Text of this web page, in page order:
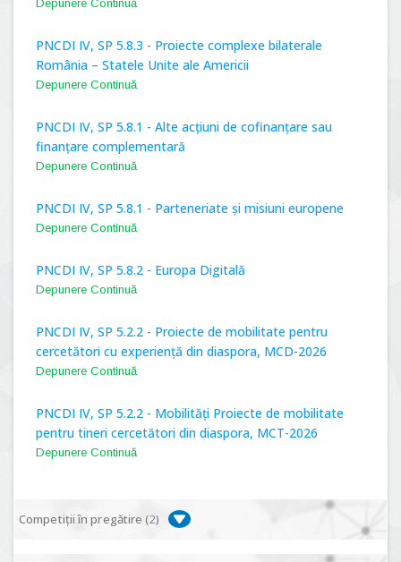
Depunere Continuă
PNCDI IV, SP 5.8.3 - Proiecte complexe bilaterale
România – Statele Unite ale Americii
Depunere Continuă
PNCDI IV, SP 5.8.1 - Alte acțiuni de cofinanțare sau
finanțare complementară
Depunere Continuă
PNCDI IV, SP 5.8.1 - Parteneriate și misiuni europene
Depunere Continuă
PNCDI IV, SP 5.8.2 - Europa Digitală
Depunere Continuă
PNCDI IV, SP 5.2.2 - Proiecte de mobilitate pentru
cercetători cu experiență din diaspora, MCD-2026
Depunere Continuă
PNCDI IV, SP 5.2.2 - Mobilități Proiecte de mobilitate
pentru tineri cercetători din diaspora, MCT-2026
Depunere Continuă
Competiții în pregătire (2)